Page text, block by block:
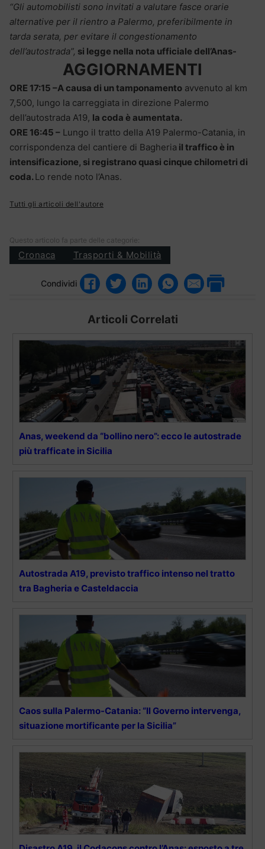
“Gli automobilisti sono invitati a valutare fasce orarie
alternative per il rientro a Palermo, preferibilmente in
tarda serata, per evitare il congestionamento
dell’autostrada”, si legge nella nota ufficiale dell’Anas-
AGGIORNAMENTI
ORE 17:15 –A causa di un tamponamento avvenuto al km
7,500, lungo la carreggiata in direzione Palermo
dell’autostrada A19, la coda è aumentata.
ORE 16:45 – Lungo il tratto della A19 Palermo-Catania, in
corrispondenza del cantiere di Bagheria il traffico è in
intensificazione, si registrano quasi cinque chilometri di
coda. Lo rende noto l’Anas.
Tutti gli articoli dell'autore
Questo articolo fa parte delle categorie:
Cronaca Trasporti & Mobilità
Condividi
Articoli Correlati
Anas, weekend da “bollino nero”: ecco le autostrade
più trafficate in Sicilia
Autostrada A19, previsto traffico intenso nel tratto
tra Bagheria e Casteldaccia
Caos sulla Palermo-Catania: “Il Governo intervenga,
situazione mortificante per la Sicilia”